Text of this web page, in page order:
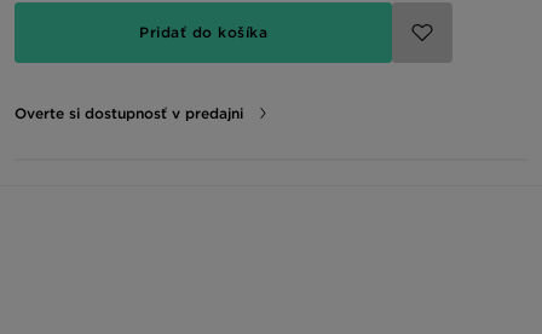
Pridať do košíka
Overte si dostupnosť v predajni